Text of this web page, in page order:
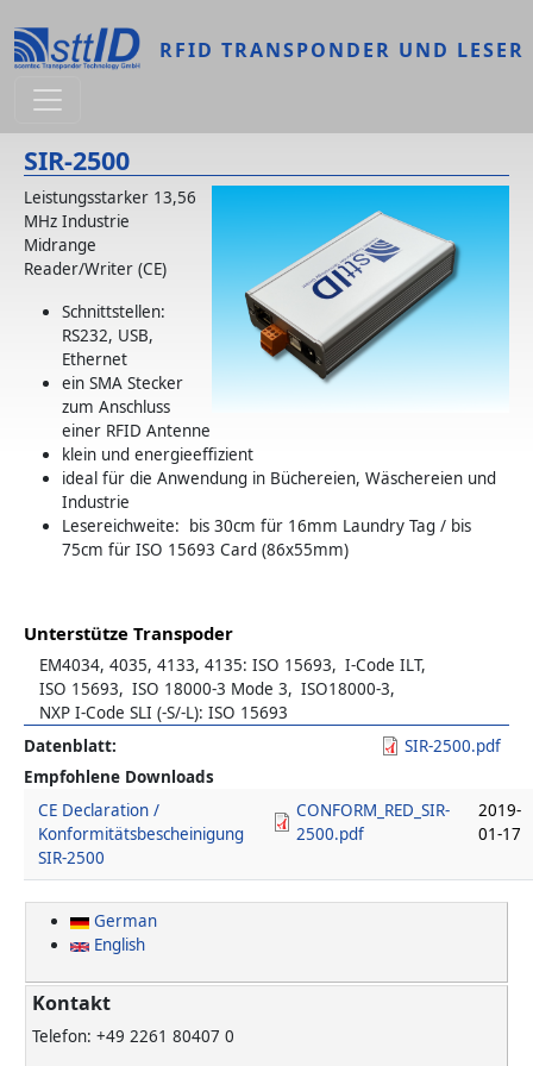
RFID TRANSPONDER UND LESER
German
English
Kontakt
Telefon: +49 2261 80407 0
SIR-2500
Leistungsstarker 13,56
MHz Industrie
Midrange
Reader/Writer (CE)
Schnittstellen:
RS232, USB,
Ethernet
ein SMA Stecker
zum Anschluss
einer RFID Antenne
klein und ener­gie­ef­fi­zi­ent
ideal für die Anwendung in Büchereien, Wäschereien und
In­dus­t­rie
Lesereichweite: bis 30cm für 16mm Laundry Tag / bis
75cm für ISO 15693 Card (86x55mm)
Unterstütze Transpoder
EM4034, 4035, 4133, 4135: ISO 15693
I-Code ILT
ISO 15693
ISO 18000-3 Mode 3
ISO18000-3
NXP I-Code SLI (-S/-L): ISO 15693
Datenblatt
SIR-2500.pdf
Empfohlene Downloads
CE Declaration /
Konformitätsbescheinigung
SIR-2500
CONFORM_RED_SIR-
2500.pdf
2019-
01-17